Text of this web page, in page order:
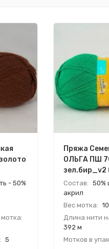
- 50%
5
Пряжа
ОЛЬГА ПШ
зел.бир_v2
Состав: 50%
акрил
Вес мотка:
Длина нити
392 м
Мотков в